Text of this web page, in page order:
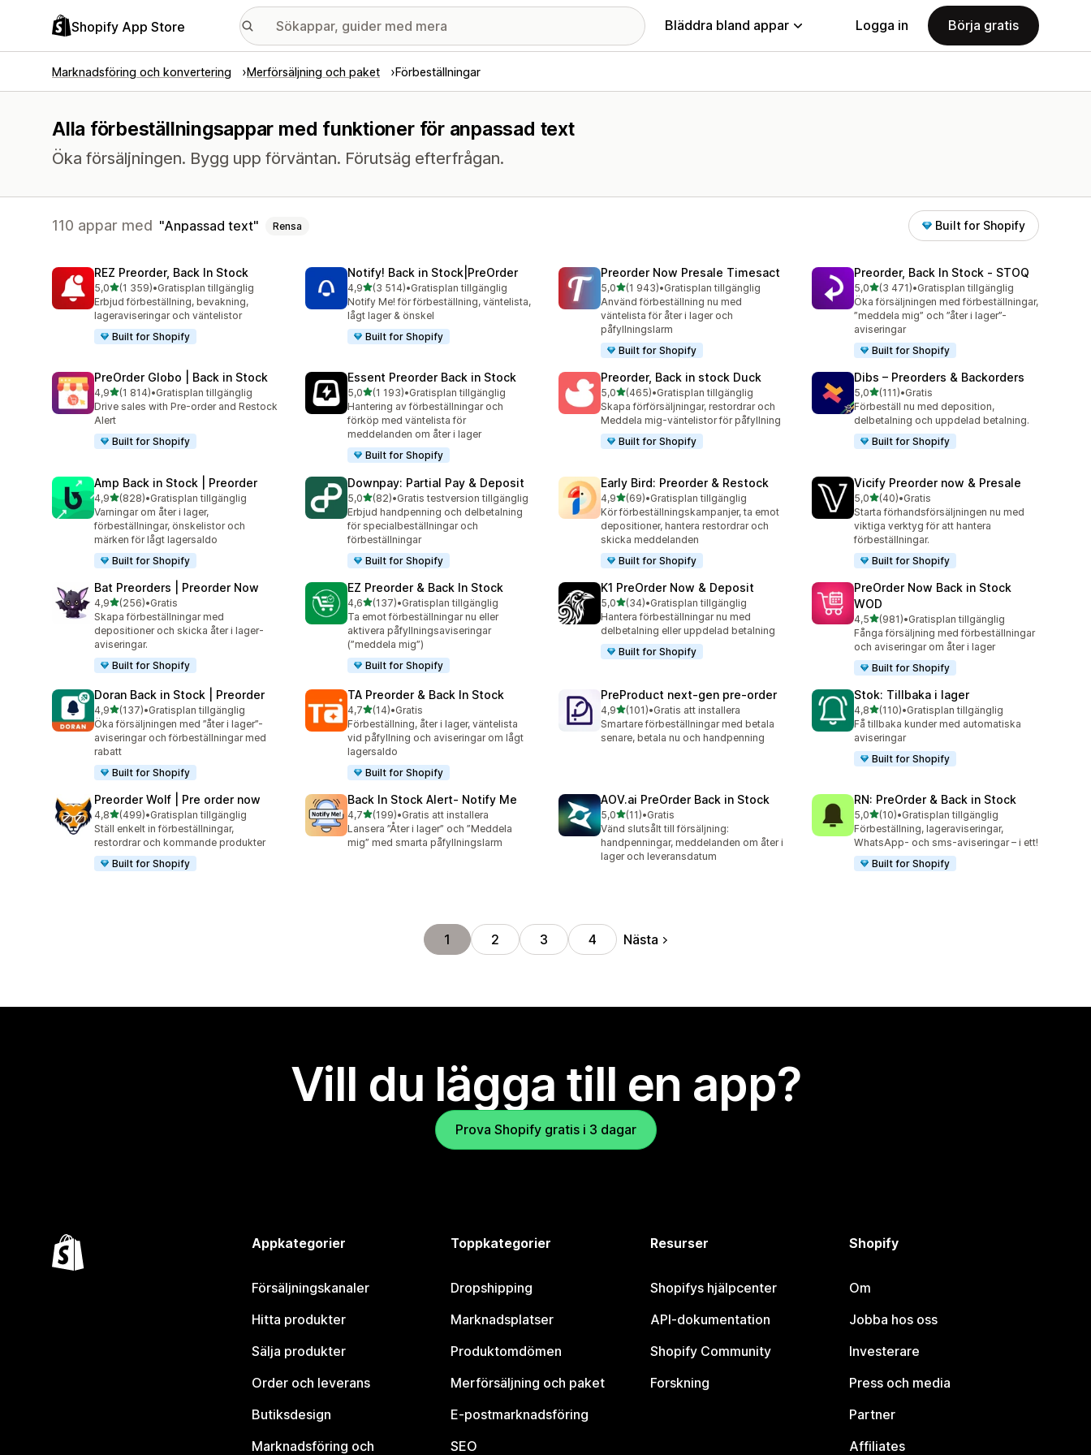
Shopify App Store Bläddra bland appar Logga in Börja gratis
Marknadsföring och konvertering Merförsäljning och paket Förbeställningar
Alla förbeställningsappar med funktioner för anpassad text
Öka försäljningen. Bygg upp förväntan. Förutsäg efterfrågan.
110 appar med Anpassad text Rensa Built for Shopify
REZ Preorder, Back In Stock
5,0av 5 stjärnor
(1 359)
1359 recensioner totalt
•Gratisplan tillgänglig
Erbjud förbeställning, bevakning,
lageraviseringar och väntelistor
Built for Shopify
Notify! Back in Stock|PreOrder
4,9av 5 stjärnor
(3 514)
3514 recensioner totalt
•Gratisplan tillgänglig
Notify Me! för förbeställning, väntelista,
lågt lager & önskel
Built for Shopify
Preorder Now Presale Timesact
5,0av 5 stjärnor
(1 943)
1943 recensioner totalt
•Gratisplan tillgänglig
Använd förbeställning nu med
väntelista för åter i lager och
påfyllningslarm
Built for Shopify
Preorder, Back In Stock ‑ STOQ
5,0av 5 stjärnor
(3 471)
3471 recensioner totalt
•Gratisplan tillgänglig
Öka försäljningen med förbeställningar,
”meddela mig” och ”åter i lager”-
aviseringar
Built for Shopify
PreOrder Globo | Back in Stock
4,9av 5 stjärnor
(1 814)
1814 recensioner totalt
•Gratisplan tillgänglig
Drive sales with Pre-order and Restock
Alert
Built for Shopify
Essent Preorder Back in Stock
5,0av 5 stjärnor
(1 193)
1193 recensioner totalt
•Gratisplan tillgänglig
Hantering av förbeställningar och
förköp med väntelista för
meddelanden om åter i lager
Built for Shopify
Preorder, Back in stock Duck
5,0av 5 stjärnor
(465)
465 recensioner totalt
•Gratisplan tillgänglig
Skapa förförsäljningar, restordrar och
Meddela mig-väntelistor för påfyllning
Built for Shopify
Dibs – Preorders & Backorders
5,0av 5 stjärnor
(111)
111 recensioner totalt
•Gratis
Förbeställ nu med deposition,
delbetalning och uppdelad betalning.
Built for Shopify
Amp Back in Stock | Preorder
4,9av 5 stjärnor
(828)
828 recensioner totalt
•Gratisplan tillgänglig
Varningar om åter i lager,
förbeställningar, önskelistor och
märken för lågt lagersaldo
Built for Shopify
Downpay: Partial Pay & Deposit
5,0av 5 stjärnor
(82)
82 recensioner totalt
•Gratis testversion tillgänglig
Erbjud handpenning och delbetalning
för specialbeställningar och
förbeställningar
Built for Shopify
Early Bird: Preorder & Restock
4,9av 5 stjärnor
(69)
69 recensioner totalt
•Gratisplan tillgänglig
Kör förbeställningskampanjer, ta emot
depositioner, hantera restordrar och
skicka meddelanden
Built for Shopify
Vicify Preorder now & Presale
5,0av 5 stjärnor
(40)
40 recensioner totalt
•Gratis
Starta förhandsförsäljningen nu med
viktiga verktyg för att hantera
förbeställningar.
Built for Shopify
Bat Preorders | Preorder Now
4,9av 5 stjärnor
(256)
256 recensioner totalt
•Gratis
Skapa förbeställningar med
depositioner och skicka åter i lager-
aviseringar.
Built for Shopify
EZ Preorder & Back In Stock
4,6av 5 stjärnor
(137)
137 recensioner totalt
•Gratisplan tillgänglig
Ta emot förbeställningar nu eller
aktivera påfyllningsaviseringar
(”meddela mig”)
Built for Shopify
K1 PreOrder Now & Deposit
5,0av 5 stjärnor
(34)
34 recensioner totalt
•Gratisplan tillgänglig
Hantera förbeställningar nu med
delbetalning eller uppdelad betalning
Built for Shopify
PreOrder Now Back in Stock
WOD
4,5av 5 stjärnor
(981)
981 recensioner totalt
•Gratisplan tillgänglig
Fånga försäljning med förbeställningar
och aviseringar om åter i lager
Built for Shopify
Doran Back in Stock | Preorder
4,9av 5 stjärnor
(137)
137 recensioner totalt
•Gratisplan tillgänglig
Öka försäljningen med ”åter i lager”-
aviseringar och förbeställningar med
rabatt
Built for Shopify
TA Preorder & Back In Stock
4,7av 5 stjärnor
(14)
14 recensioner totalt
•Gratis
Förbeställning, åter i lager, väntelista
vid påfyllning och aviseringar om lågt
lagersaldo
Built for Shopify
PreProduct next‑gen pre‑order
4,9av 5 stjärnor
(101)
101 recensioner totalt
•Gratis att installera
Smartare förbeställningar med betala
senare, betala nu och handpenning
Stok: Tillbaka i lager
4,8av 5 stjärnor
(110)
110 recensioner totalt
•Gratisplan tillgänglig
Få tillbaka kunder med automatiska
aviseringar
Built for Shopify
Preorder Wolf | Pre order now
4,8av 5 stjärnor
(499)
499 recensioner totalt
•Gratisplan tillgänglig
Ställ enkelt in förbeställningar,
restordrar och kommande produkter
Built for Shopify
Back In Stock Alert‑ Notify Me
4,7av 5 stjärnor
(199)
199 recensioner totalt
•Gratis att installera
Lansera ”Åter i lager” och ”Meddela
mig” med smarta påfyllningslarm
AOV.ai PreOrder Back in Stock
5,0av 5 stjärnor
(11)
11 recensioner totalt
•Gratis
Vänd slutsålt till försäljning:
handpenningar, meddelanden om åter i
lager och leveransdatum
RN: PreOrder & Back in Stock
5,0av 5 stjärnor
(10)
10 recensioner totalt
•Gratisplan tillgänglig
Förbeställning, lageraviseringar,
WhatsApp- och sms-aviseringar – i ett!
Built for Shopify
1 2 3 4 Nästa
Vill du lägga till en app?
Prova Shopify gratis i 3 dagar
Appkategorier
Försäljningskanaler
Hitta produkter
Sälja produkter
Order och leverans
Butiksdesign
Marknadsföring och
Toppkategorier
Dropshipping
Marknadsplatser
Produktomdömen
Merförsäljning och paket
E-postmarknadsföring
SEO
Resurser
Shopifys hjälpcenter
API-dokumentation
Shopify Community
Forskning
Shopify
Om
Jobba hos oss
Investerare
Press och media
Partner
Affiliates